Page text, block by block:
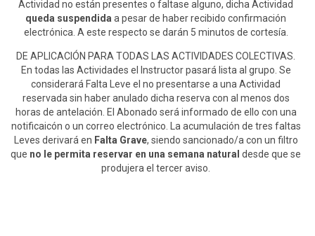
Actividad no están presentes o faltase alguno, dicha Actividad
queda suspendida a pesar de haber recibido confirmación
electrónica. A este respecto se darán 5 minutos de cortesía.
DE APLICACIÓN PARA TODAS LAS ACTIVIDADES COLECTIVAS.
En todas las Actividades el Instructor pasará lista al grupo. Se
considerará Falta Leve el no presentarse a una Actividad
reservada sin haber anulado dicha reserva con al menos dos
horas de antelación. El Abonado será informado de ello con una
notificaicón o un correo electrónico. La acumulación de tres faltas
Leves derivará en Falta Grave, siendo sancionado/a con un filtro
que no le permita reservar en una semana natural desde que se
produjera el tercer aviso.